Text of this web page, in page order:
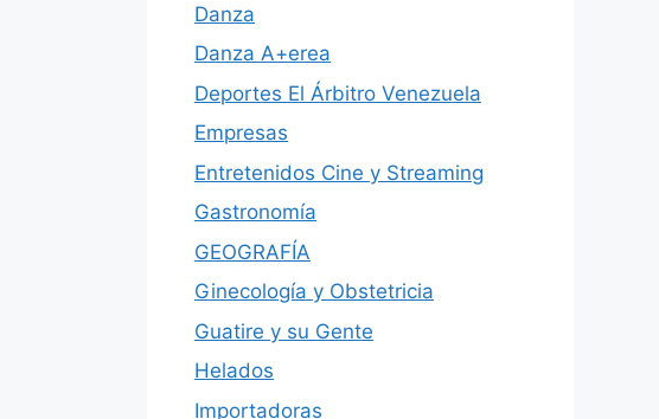
Danza
Danza A+erea
Deportes El Árbitro Venezuela
Empresas
Entretenidos Cine y Streaming
Gastronomía
GEOGRAFÍA
Ginecología y Obstetricia
Guatire y su Gente
Helados
Importadoras